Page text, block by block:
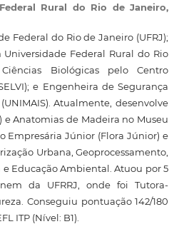
Rural do Rio de Janeiro,
Federal do Rio de Janeiro (UFRJ);
Federal Rural do Rio
Biológicas pelo Centro
e Engenheira de Segurança
Atualmente, desenvolve
e Anatomias de Madeira no Museu
Empresária Júnior (Flora Júnior) e
Urbana, Geoprocessamento,
Educação Ambiental. Atuou por 5
da UFRRJ, onde foi Tutora-
Conseguiu pontuação 142/180
ITP (Nível: B1).